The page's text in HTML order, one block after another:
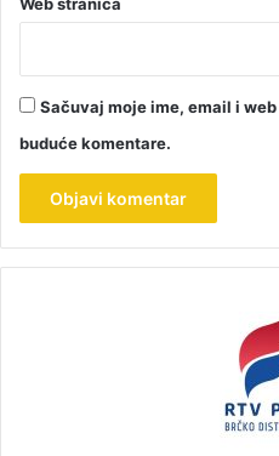
Sačuvaj moje ime, email i
buduće komentare.